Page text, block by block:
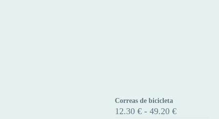
Correas
de
Correas de bicicleta
12.30 € - 49.20 €Rango